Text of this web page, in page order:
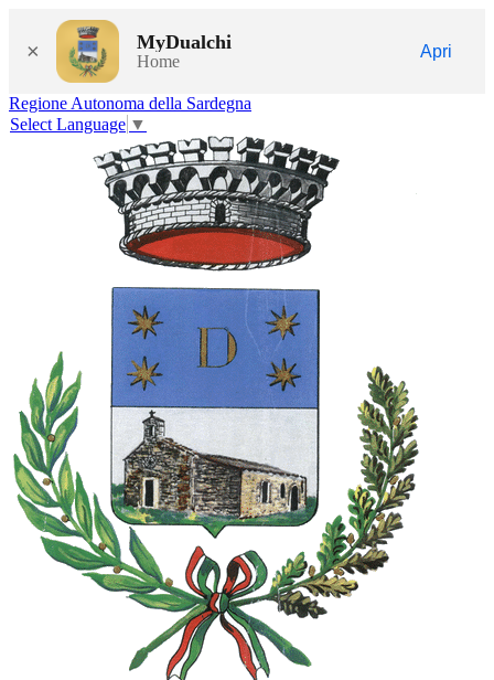
× MyDualchi
Home
Apri
Regione Autonoma della Sardegna
Select Language ▼